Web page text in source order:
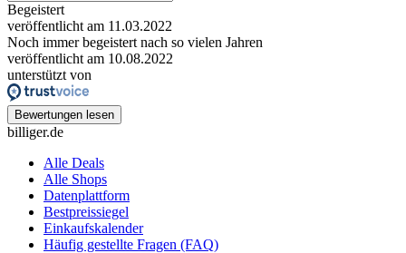
Begeistert
veröffentlicht am 11.03.2022
Noch immer begeistert nach so vielen Jahren
veröffentlicht am 10.08.2022
unterstützt von
Bewertungen lesen
billiger.de
Alle Deals
Alle Shops
Datenplattform
Bestpreissiegel
Einkaufskalender
Häufig gestellte Fragen (FAQ)